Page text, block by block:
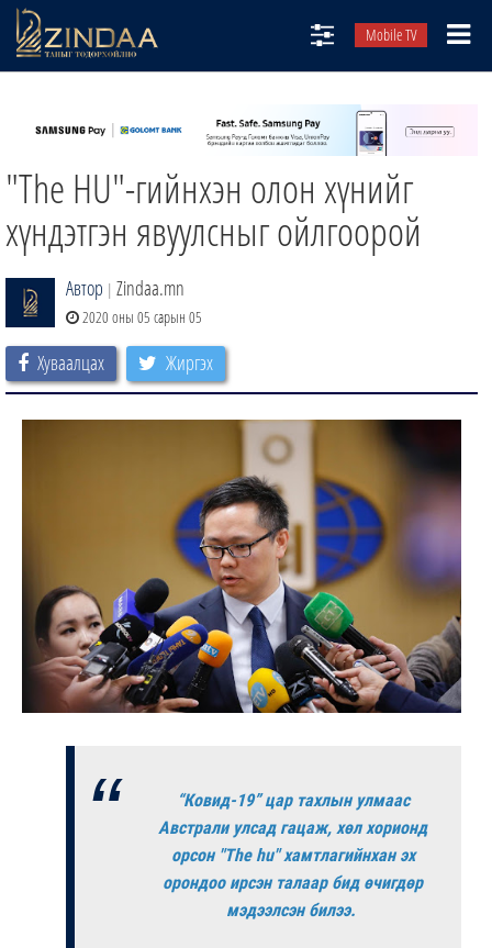
Mobile TV
ТВ8
ӨГЛӨӨНИЙ СОНИН
ЗИНДАА СЭТГҮҮЛ
"The HU"-гийнхэн олон хүнийг
хүндэтгэн явуулсныг ойлгоорой
Автор | Zindaa.mn
2020 оны 05 сарын 05
Хуваалцах Жиргэх
“Ковид-19” цар тахлын улмаас
Австрали улсад гацаж, хөл хорионд
орсон "The hu" хамтлагийнхан эх
орондоо ирсэн талаар бид өчигдөр
мэдээлсэн билээ.